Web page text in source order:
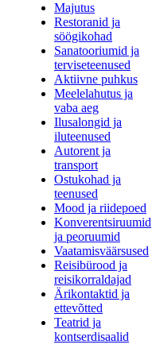
Majutus
Restoranid ja
söögikohad
Sanatooriumid ja
terviseteenused
Aktiivne puhkus
Meelelahutus ja
vaba aeg
Ilusalongid ja
iluteenused
Autorent ja
transport
Ostukohad ja
teenused
Mood ja riidepoed
Konverentsiruumid
ja peoruumid
Vaatamisväärsused
Reisibürood ja
reisikorraldajad
Ärikontaktid ja
ettevõtted
Teatrid ja
kontserdisaalid